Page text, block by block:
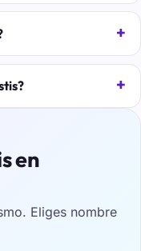
en
Eliges nombre